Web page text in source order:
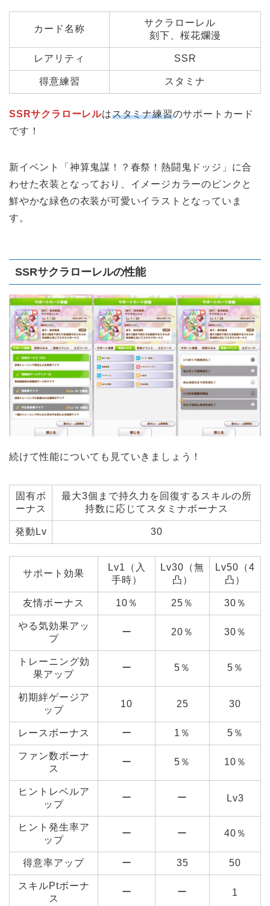
カード名称
サクラローレル
刻下、桜花爛漫
レアリティ SSR
得意練習 スタミナ
SSRサクラローレルはスタミナ練習のサポートカード
です！
新イベント「神算鬼謀！？春祭！熱闘鬼ドッジ」に合
わせた衣装となっており、イメージカラーのピンクと
鮮やかな緑色の衣装が可愛いイラストとなっていま
す。
SSRサクラローレルの性能
続けて性能についても見ていきましょう！
固有ボ
ーナス
最大3個まで持久力を回復するスキルの所
持数に応じてスタミナボーナス
発動Lv 30
サポート効果
Lv1（入
手時）
Lv30（無
凸）
Lv50（4
凸）
友情ボーナス 10％ 25％ 30％
やる気効果アッ
プ
ー 20％ 30％
トレーニング効
果アップ
ー 5％ 5％
初期絆ゲージア
ップ
10 25 30
レースボーナス ー 1％ 5％
ファン数ボーナ
ス
ー 5％ 10％
ヒントレベルア
ップ
ー ー Lv3
ヒント発生率ア
ップ
ー ー 40％
得意率アップ ー 35 50
スキルPtボーナ
ス
ー ー 1